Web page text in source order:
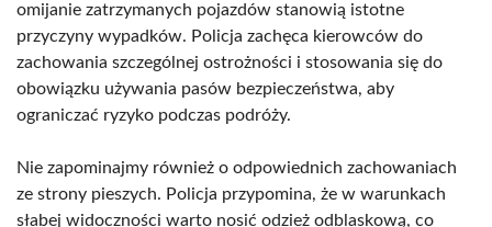
omijanie zatrzymanych pojazdów stanowią istotne
przyczyny wypadków. Policja zachęca kierowców do
zachowania szczególnej ostrożności i stosowania się do
obowiązku używania pasów bezpieczeństwa, aby
ograniczać ryzyko podczas podróży.
Nie zapominajmy również o odpowiednich zachowaniach
ze strony pieszych. Policja przypomina, że w warunkach
słabej widoczności warto nosić odzież odblaskową, co